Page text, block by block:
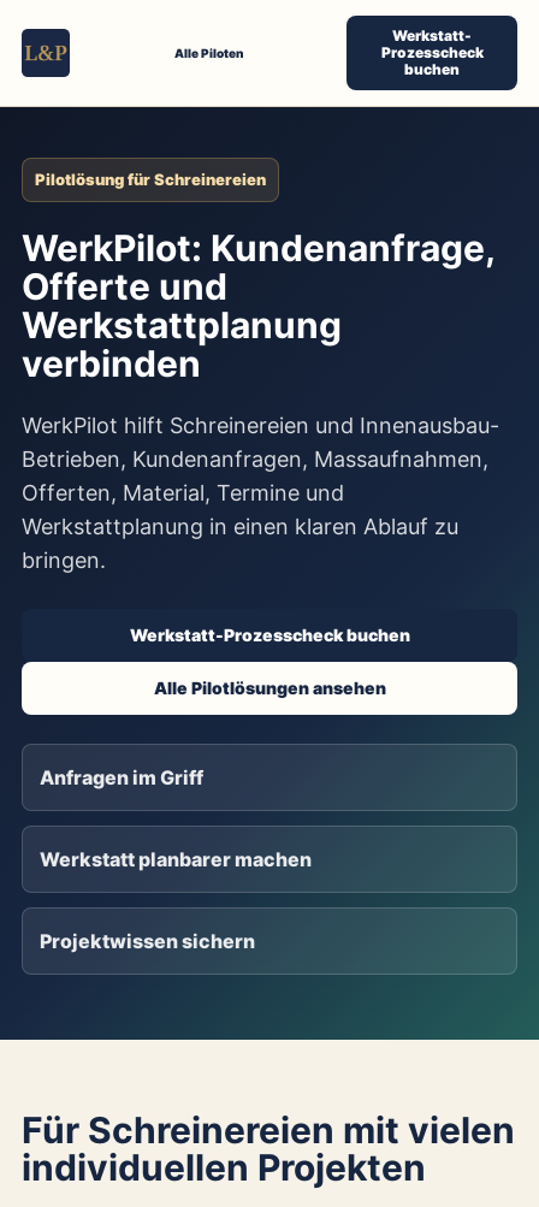
Alle Piloten
Werkstatt-
Prozesscheck
buchen
Pilotlösung für Schreinereien
WerkPilot: Kundenanfrage,
Offerte und
Werkstattplanung
verbinden
WerkPilot hilft Schreinereien und Innenausbau-
Betrieben, Kundenanfragen, Massaufnahmen,
Offerten, Material, Termine und
Werkstattplanung in einen klaren Ablauf zu
bringen.
Werkstatt-Prozesscheck buchen
Alle Pilotlösungen ansehen
Anfragen im Griff
Werkstatt planbarer machen
Projektwissen sichern
Für Schreinereien mit vielen
individuellen Projekten